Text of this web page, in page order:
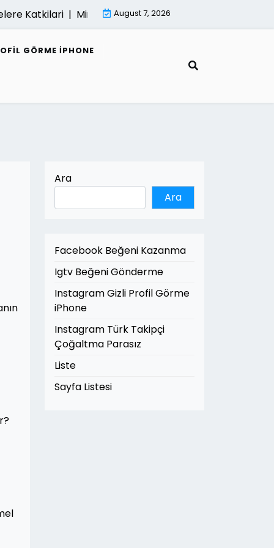
Katkilari | Mimari Render Ve Surdurulebilir Mimarlik |
August 7, 2026
GÖRME IPHONE
Ara
Ara
Facebook Beğeni Kazanma
Igtv Beğeni Gönderme
Instagram Gizli Profil Görme
iPhone
Instagram Türk Takipçi
Çoğaltma Parasız
Liste
Sayfa Listesi